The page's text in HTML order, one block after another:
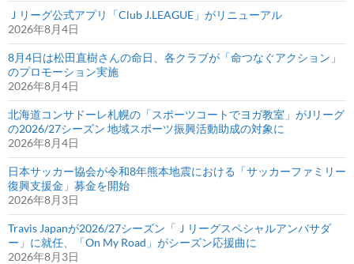
Ｊリーグ公式アプリ「Club J.LEAGUE」がリニューアル
2026年8月4日
8月4日は松田直樹さんの命日、各クラブが「命つなぐアクション」
のプロモーション実施
2026年8月4日
北海道コンサドーレ札幌の「スポーツコートでヨガ教室」がJリーグ
の2026/27シーズン 地域スポーツ振興活動助成の対象に
2026年8月4日
日本サッカー協会が令和8年熊本地震における「サッカーファミリー
復興支援金」募金を開始
2026年8月3日
Travis Japanが2026/27シーズン「Ｊリーグスペシャルアンバサダ
ー」に就任、「On My Road」がシーズン応援曲に
2026年8月3日